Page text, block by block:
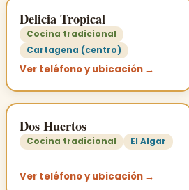
Delicia Tropical
Cocina tradicional
Cartagena (centro)
Ver teléfono y ubicación →
Dos Huertos
Cocina tradicional El Algar
Ver teléfono y ubicación →